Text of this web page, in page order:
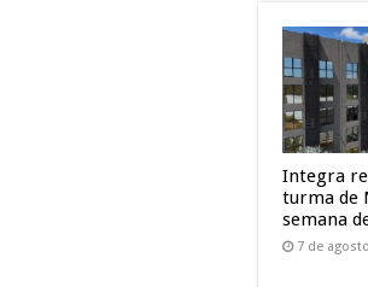
Integra
turma de
semana
7 de